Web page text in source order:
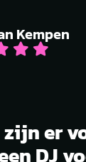
Kempen
er
DJ